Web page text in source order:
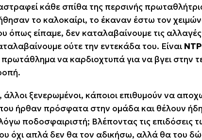
κάθε σπίθα της περσινής
το καλοκαίρι, το έκαναν έστω τον
όπως είπαμε, δεν καταλαβαίνουμε τις
ούτε την εντεκάδα του. Είναι
να καρδιοχτυπά για να βγει στην
άλλοι ξενερωμένοι, κάποιοι επιθυμούν να
ήρθαν πρόσφατα στην ομάδα και θέλουν
ποδοσφαιριστή; Βλέποντας τις επιδόσεις
όχι απλά δεν θα τον αδικήσω, αλλά θα του